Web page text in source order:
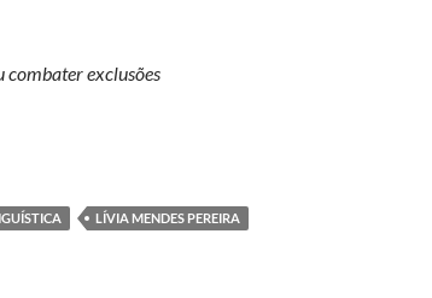
combater exclusões
as palavras carregam preconceito
LÍVIA MENDES PEREIRA